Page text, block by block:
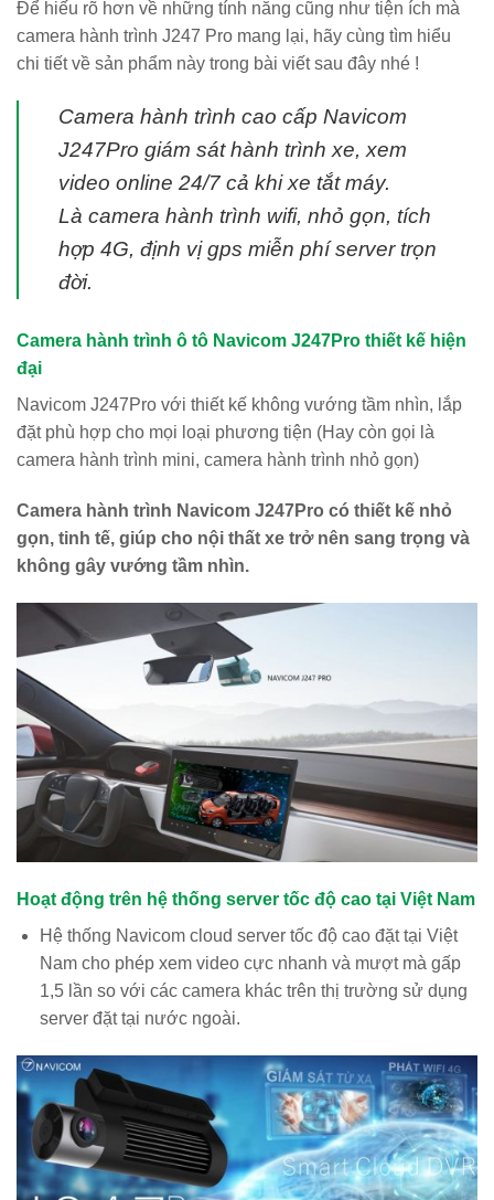
Để hiếu rõ hơn về những tính năng cũng như tiện ích mà
camera hành trình J247 Pro mang lại, hãy cùng tìm hiểu
chi tiết về sản phẩm này trong bài viết sau đây nhé !
Camera hành trình cao cấp Navicom
J247Pro giám sát hành trình xe, xem
video online 24/7 cả khi xe tắt máy.
Là camera hành trình wifi, nhỏ gọn, tích
hợp 4G, định vị gps miễn phí server trọn
đời.
Camera hành trình ô tô Navicom J247Pro thiết kế hiện
đại
Navicom J247Pro với thiết kế không vướng tầm nhìn, lắp
đặt phù hợp cho mọi loại phương tiện (Hay còn gọi là
camera hành trình mini, camera hành trình nhỏ gọn)
Camera hành trình Navicom J247Pro có thiết kế nhỏ
gọn, tinh tế, giúp cho nội thất xe trở nên sang trọng và
không gây vướng tầm nhìn.
Hoạt động trên hệ thống server tốc độ cao tại Việt Nam
Hệ thống Navicom cloud server tốc độ cao đặt tại Việt
Nam cho phép xem video cực nhanh và mượt mà gấp
1,5 lần so với các camera khác trên thị trường sử dụng
server đặt tại nước ngoài.